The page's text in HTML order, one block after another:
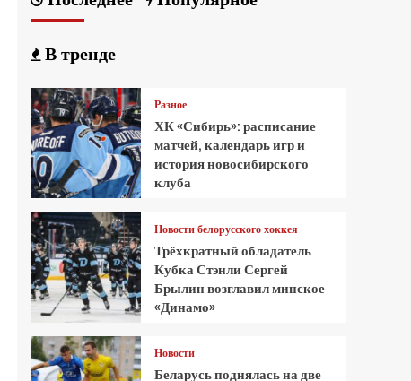
В тренде
Разное
ХК «Сибирь»: расписание
матчей, календарь игр и
история новосибирского
клуба
Новости белорусского хоккея
Трёхкратный обладатель
Кубка Стэнли Сергей
Брылин возглавил минское
«Динамо»
Новости
Беларусь поднялась на две